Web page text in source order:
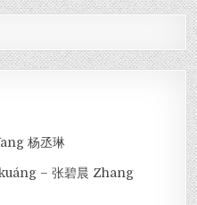
杨丞琳
– 张碧晨 Zhang